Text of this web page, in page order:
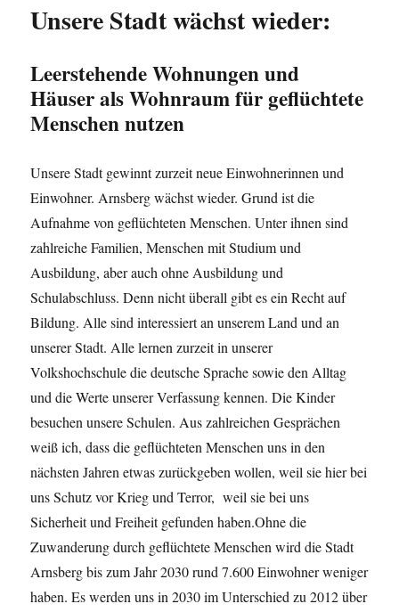
Unsere Stadt wächst wieder:
Leerstehende Wohnungen und
Häuser als Wohnraum für geflüchtete
Menschen nutzen
Unsere Stadt gewinnt zurzeit neue Einwohnerinnen und
Einwohner. Arnsberg wächst wieder. Grund ist die
Aufnahme von geflüchteten Menschen. Unter ihnen sind
zahlreiche Familien, Menschen mit Studium und
Ausbildung, aber auch ohne Ausbildung und
Schulabschluss. Denn nicht überall gibt es ein Recht auf
Bildung. Alle sind interessiert an unserem Land und an
unserer Stadt. Alle lernen zurzeit in unserer
Volkshochschule die deutsche Sprache sowie den Alltag
und die Werte unserer Verfassung kennen. Die Kinder
besuchen unsere Schulen. Aus zahlreichen Gesprächen
weiß ich, dass die geflüchteten Menschen uns in den
nächsten Jahren etwas zurückgeben wollen, weil sie hier bei
uns Schutz vor Krieg und Terror, weil sie bei uns
Sicherheit und Freiheit gefunden haben.Ohne die
Zuwanderung durch geflüchtete Menschen wird die Stadt
Arnsberg bis zum Jahr 2030 rund 7.600 Einwohner weniger
haben. Es werden uns in 2030 im Unterschied zu 2012 über